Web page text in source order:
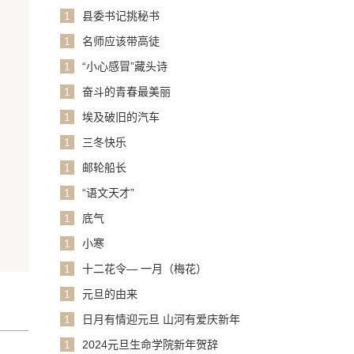
1
县委书记挑秘书
1
名师应该带高徒
1
“小心感冒”藏头诗
1
奋斗的青春最美丽
1
埃及破旧的汽车
1
三冬快乐
1
邮轮船长
1
“语文天才”
1
底气
1
小寒
1
十二花令— 一月（梅花）
1
元旦的由来
1
日月有情迎元旦 山河有爱庆新年
1
2024元旦生命学院新年贺辞